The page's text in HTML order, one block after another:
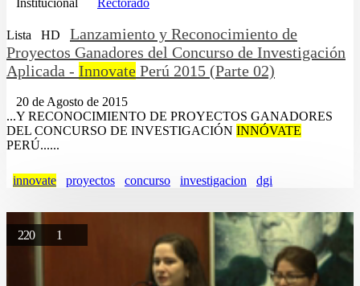
Institucional Rectorado
Lista HD
Lanzamiento y Reconocimiento de
Proyectos Ganadores del Concurso de Investigación
Aplicada - Innovate Perú 2015 (Parte 02)
20 de Agosto de 2015
...Y RECONOCIMIENTO DE PROYECTOS GANADORES
DEL CONCURSO DE INVESTIGACIÓN INNÓVATE
PERÚ......
innovate proyectos concurso investigacion dgi
220 1